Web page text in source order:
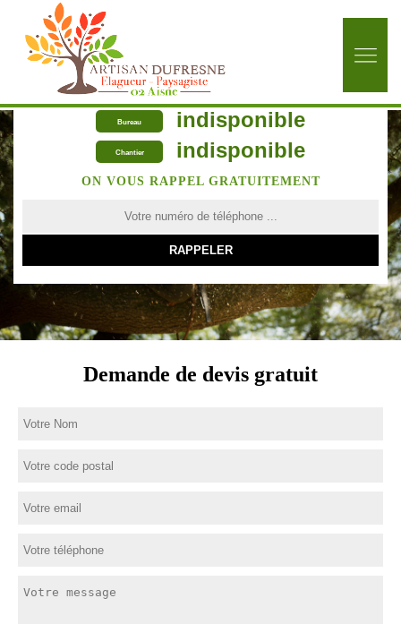
Bureau indisponible
Chantier indisponible
ON VOUS RAPPEL GRATUITEMENT
Demande de devis gratuit